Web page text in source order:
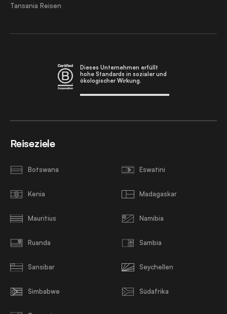
Tansania Reisen
Dieses Unternehmen erfüllt
hohe Standards in sozialer und
ökologischer Wirkung.
Reiseziele
Botswana Eswatini
Kenia Madagaskar
Mauritius Namibia
Ruanda Sambia
Sansibar Seychellen
Simbabwe Südafrika